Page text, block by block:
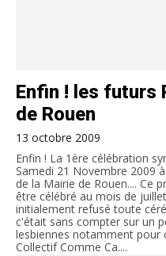
Enfin ! les futurs
de Rouen
13 octobre 2009
Enfin ! La 1ère célébration
Samedi 21 Novembre 2009
de la Mairie de Rouen.... Ce
être célébré au mois de
initialement refusé toute
c'était sans compter sur un
lesbiennes notamment pour
Collectif Comme Ca....